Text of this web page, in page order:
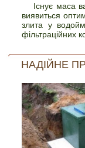
Існує маса
виявиться
злита у
фільтраційних
НАДІЙНЕ